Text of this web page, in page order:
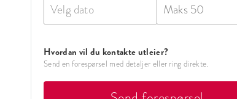
Velg dato
Hvordan vil du kontakte utleier?
Send en forespørsel med detaljer eller ring direkte.